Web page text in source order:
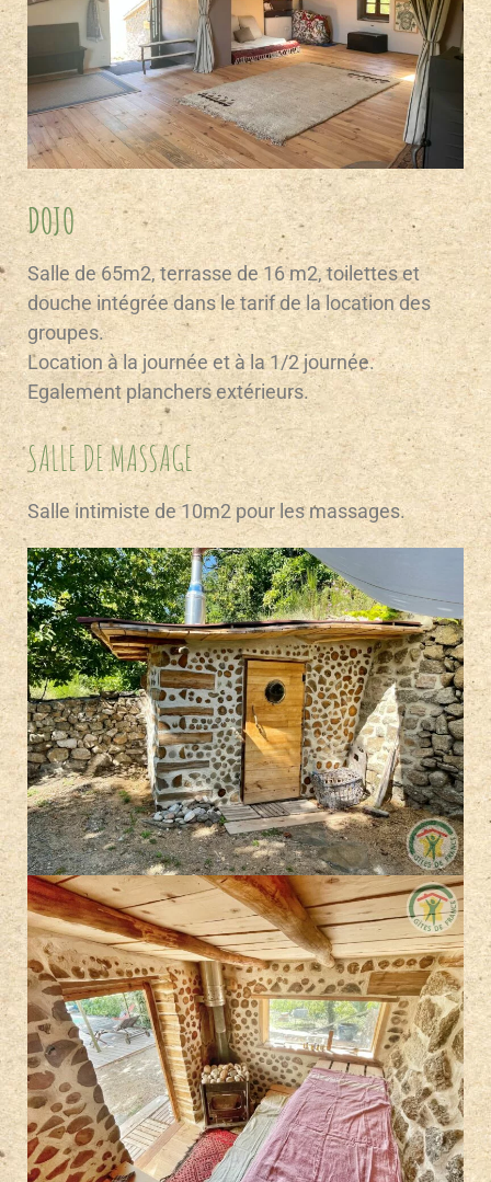
DOJO
Salle de 65m2, terrasse de 16 m2, toilettes et
douche intégrée dans le tarif de la location des
groupes.
Location à la journée et à la 1/2 journée.
Egalement planchers extérieurs.
SALLE DE MASSAGE
Salle intimiste de 10m2 pour les massages.